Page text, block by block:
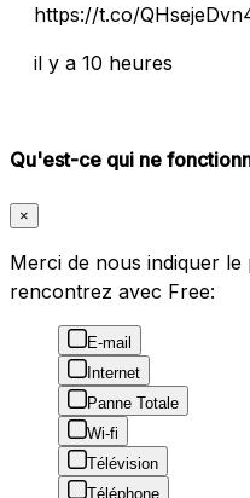
https://t.co/
il y a 10 heures
Qu'est-ce qui ne
×
Merci de nous indiquer
rencontrez avec Free:
E-mail
Internet
Panne Totale
Wi-fi
Télévision
Téléphone